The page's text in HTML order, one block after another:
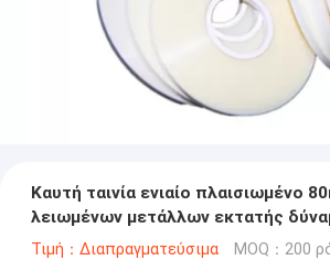
Καυτή ταινία ενιαίο πλαισιωμένο
λειωμένων μετάλλων εκτατής
για το γαλβανισμένο καρφί C/U
Τιμή：Διαπραγματεύσιμα MOQ：200